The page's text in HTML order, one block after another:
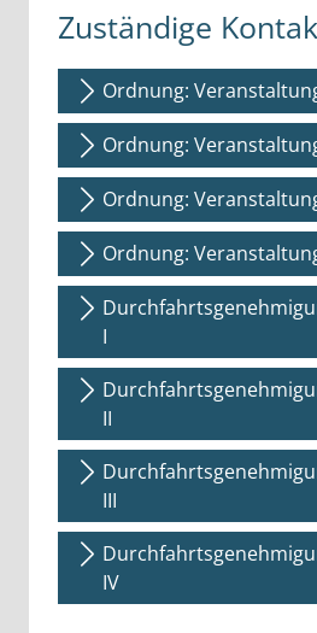
Zuständige
Ordnung:
Ordnung:
Ordnung:
Ordnung:
I
II
III
IV